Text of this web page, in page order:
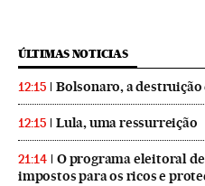
ÚLTIMAS NOTICIAS
12:15 Bolsonaro, a
12:15 Lula, uma ressurreição
21:14
O programa eleitoral
impostos para os ricos e